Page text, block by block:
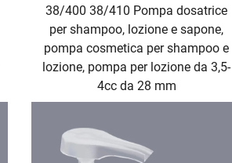
38/400 38/410 Pompa dosatrice
per shampoo, lozione e sapone,
pompa cosmetica per shampoo e
lozione, pompa per lozione da 3,5-
4cc da 28 mm